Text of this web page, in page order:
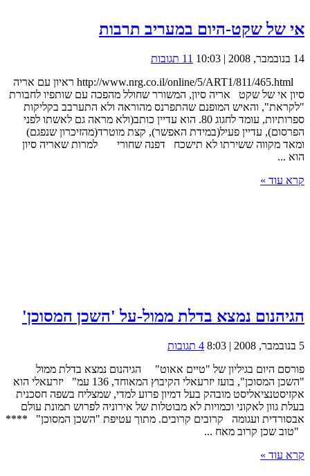
אי של שקט-היום במעריב תרבות
14 בנובמבר, 2008 | 10:03
11 תגובות
http://www.nrg.co.il/online/5/ART1/811/465.html ראיון עם אריה
סיון אי של שקט אריה סיון, המשורר שחולל מהפכה עם שותפיו לחבורת
"לקראת", והאיש המופנם שהתפרנס מהוראה ולא התערבב בקליקות
ספרותיות, עומד לחגוג 80. הוא עדיין כותב(ולא מראה גם לאשתו לפני
הפרסום), עדיין פעיל(במידת האפשר), קצת מוטרד(מהזיכרון שנפגם)
ומאד מקווה ששירתו לא תישכח דפנה שחורי למרות שאריה סיון
הוא ...
קרא עוד »
הגיהנום נמצא בדלת ממול-על 'השכן המסוכן'
5 בנובמבר, 2008 | 8:03
4 תגובות
פורסם היום בגיליון של "טיים אאוט" הגיהנום נמצא בדלת ממול
"השכן המסוכן", בועז יזרעאלי הקיבוץ המאוחד, 136 עמ" יזרעאלי הוא
אקזיסטנציאליסט מובהק בעל דמיון פרוע למדי, שמצליח בשפה חסכנית
בעלת גוון לאקוני וכמויות לא מבוטלות של אירוניה לפרוש תמונת עולם
אבסורדית ועגומה קרובים קרובים. מתוך עטיפת "השכן המסוכן" ****
"טוב שכן קרוב מאח ...
קרא עוד »